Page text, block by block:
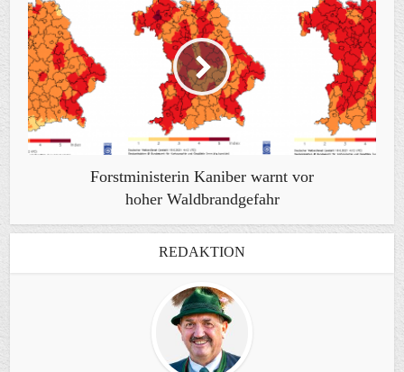
Forstministerin Kaniber warnt vor
hoher Waldbrandgefahr
REDAKTION